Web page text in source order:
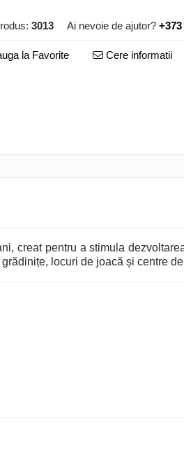
3013 Ai nevoie de ajutor? +373
la Favorite Cere informatii
creat pentru a stimula
locuri de joacă și centre